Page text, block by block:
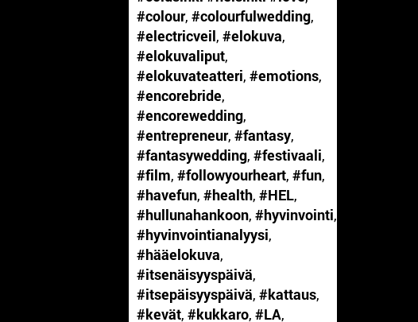
#colour, #colourfulwedding,
#electricveil, #elokuva,
#elokuvaliput,
#elokuvateatteri, #emotions,
#encorebride,
#encorewedding,
#entrepreneur, #fantasy,
#fantasywedding, #festivaali,
#film, #followyourheart, #fun,
#havefun, #health, #HEL,
#hullunahankoon, #hyvinvointi,
#hyvinvointianalyysi,
#hääelokuva,
#itsenäisyyspäivä,
#itsepäisyyspäivä, #kattaus,
#kevät, #kukkaro, #LA,